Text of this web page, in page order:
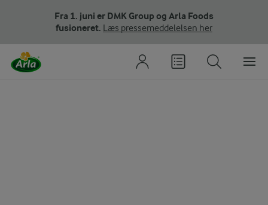
Fra 1. juni er DMK Group og Arla Foods
fusioneret. Læs pressemeddelelsen her